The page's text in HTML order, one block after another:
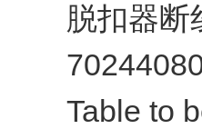
脱扣器断
Table to